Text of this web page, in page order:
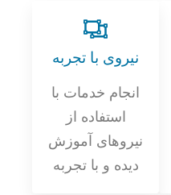
نیروی با تجربه
انجام خدمات با
استفاده از
نیروهای آموزش
دیده و با تجربه